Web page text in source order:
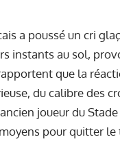
a poussé un cri
instants au sol,
que la
du calibre des
joueur du
pour quitter le